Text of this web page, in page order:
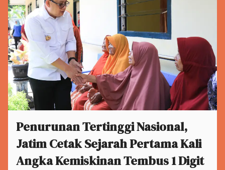
Penurunan Tertinggi Nasional,
Jatim Cetak Sejarah Pertama Kali
Angka Kemiskinan Tembus 1 Digit